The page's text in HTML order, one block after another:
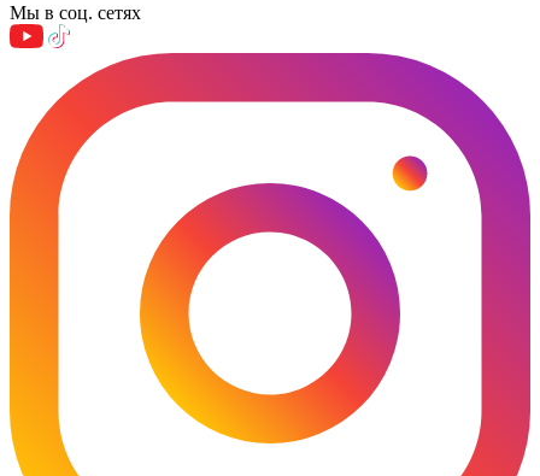
Мы в соц. сетях